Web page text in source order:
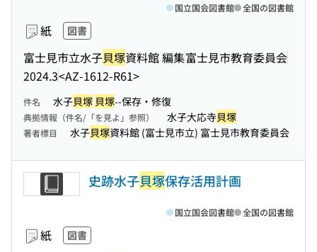
紙 図書
富士見市立水子貝塚資料館 編集富士見市教育委員会
2024.3<AZ-1612-R61>
国立国会図書館 全国の図書館
件名 水子貝塚 貝塚--保存・修復
典拠情報（件名/「を見よ」参照） 水子大応寺貝塚
著者標目 水子貝塚資料館 (富士見市立) 富士見市教育委員会
史跡水子貝塚保存活用計画
紙 図書
国立国会図書館 全国の図書館